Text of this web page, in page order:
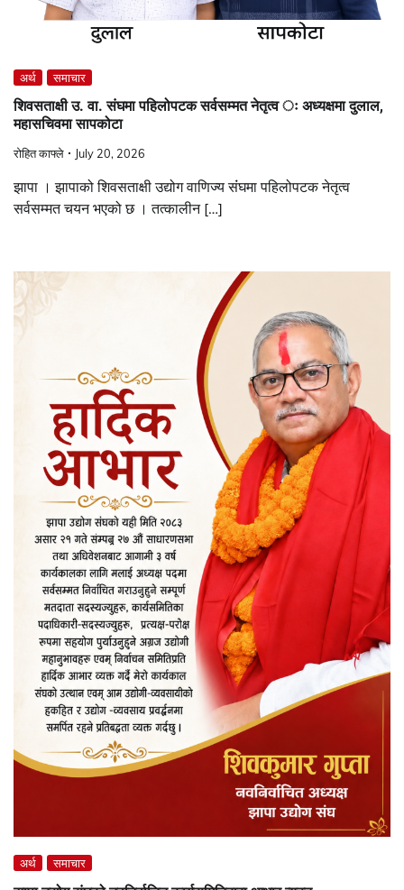
अर्थ समाचार
शिवसताक्षी उ. वा. संघमा पहिलोपटक सर्वसम्मत नेतृत्व ः अध्यक्षमा दुलाल,
महासचिवमा सापकोटा
रोहित काफ्ले July 20, 2026
झापा । झापाको शिवसताक्षी उद्योग वाणिज्य संंघमा पहिलोपटक नेतृत्व
सर्वसम्मत चयन भएको छ । तत्कालीन […]
अर्थ समाचार